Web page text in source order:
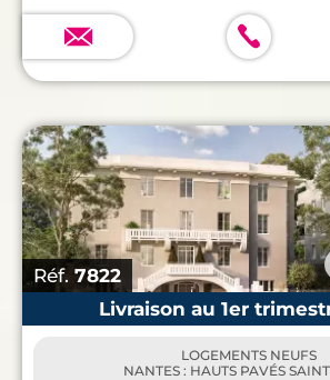
Réf. 7822
Livraison au 1er
LOGEMENTS NEUFS
NANTES : HAUTS PAVÉS